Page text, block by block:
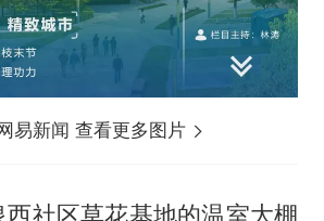
易新闻 查看更多图片
社区草花基地的温室大棚